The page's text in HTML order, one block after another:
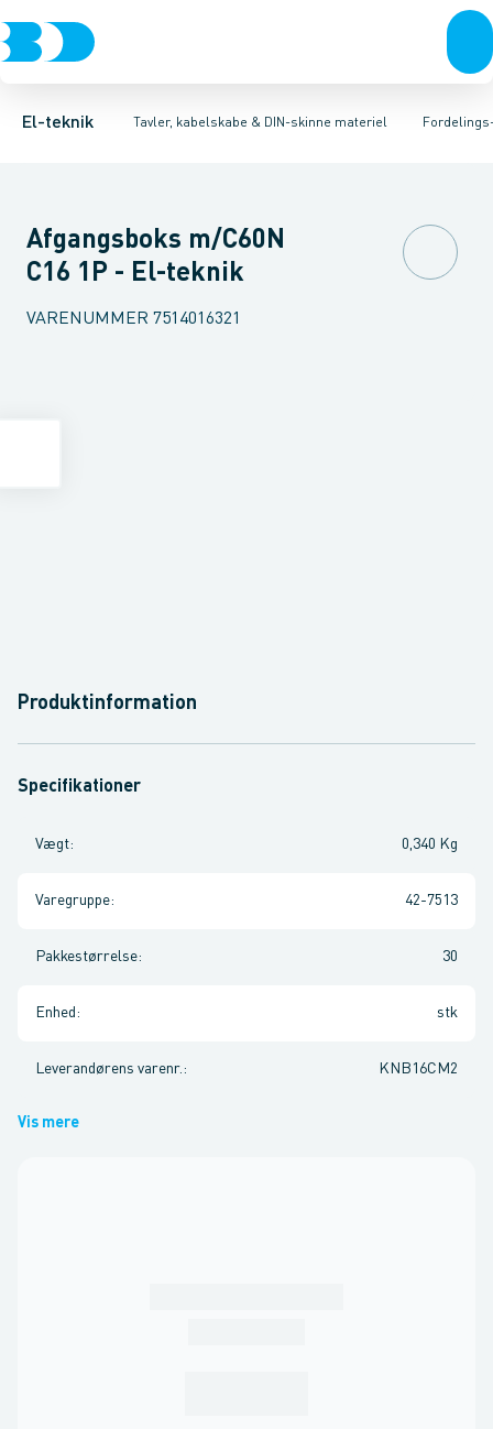
El-teknik Tavler, kabelskabe & DIN-skinne materiel
Afbrydere, stikkontakter & lampeudtagForgreningsmateriel
Tavler, kapsling og rackskabe Fordelings-/byggepladstavler
Afgangsbox for kanalskinneTilgangsboks for strømskinne
Afgangsboks m/C60N
C16 1P - El-teknik
VARENUMMER 7514016321
Produktinformation
Specifikationer
Vægt: 0,340 Kg
Varegruppe: 42-7513
Pakkestørrelse: 30
Enhed : stk
Leverandørens varenr. : KNB16CM2
Vis mere